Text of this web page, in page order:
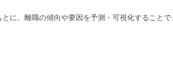
に、離職の傾向や要因を予測・可視化することで